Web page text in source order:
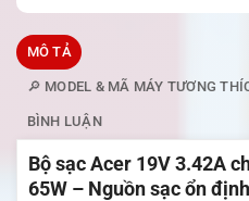
MÔ TẢ
🔎 MODEL & MÃ MÁY TƯƠNG
BÌNH LUẬN
Bộ sạc Acer 19V 3.42A
65W – Nguồn sạc ổn